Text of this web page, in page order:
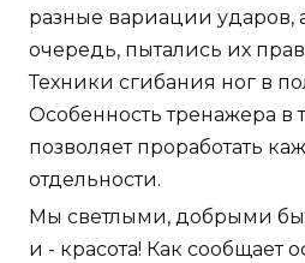
разные вариации ударов,
очередь, пытались их
Техники сгибания ног в
Особенность тренажера в
позволяет проработать
отдельности.
Мы светлыми, добрыми
и - красота! Как сообщает